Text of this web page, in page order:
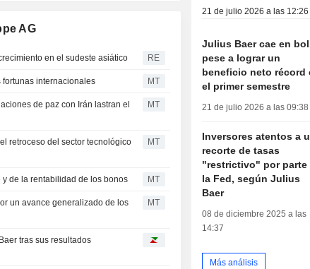
AG
en el sudeste asiático RE
internacionales MT
de paz con Irán lastran el
MT
retroceso del sector tecnológico
MT
de la rentabilidad de los bonos MT
un avance generalizado de los
MT
tras sus resultados
21 de julio 2026 a las 12:26
Julius Baer cae en
pese a lograr un
beneficio neto récord
el primer semestre
21 de julio 2026 a las 09:38
Inversores atentos a
recorte de tasas
"restrictivo" por parte
la Fed, según Julius
Baer
08 de diciembre 2025 a las
14:37
Más análisis